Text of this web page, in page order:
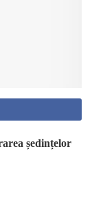
ședințelor